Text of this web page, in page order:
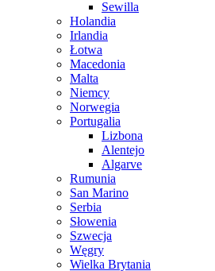
Sewilla
Holandia
Irlandia
Łotwa
Macedonia
Malta
Niemcy
Norwegia
Portugalia
Lizbona
Alentejo
Algarve
Rumunia
San Marino
Serbia
Słowenia
Szwecja
Węgry
Wielka Brytania